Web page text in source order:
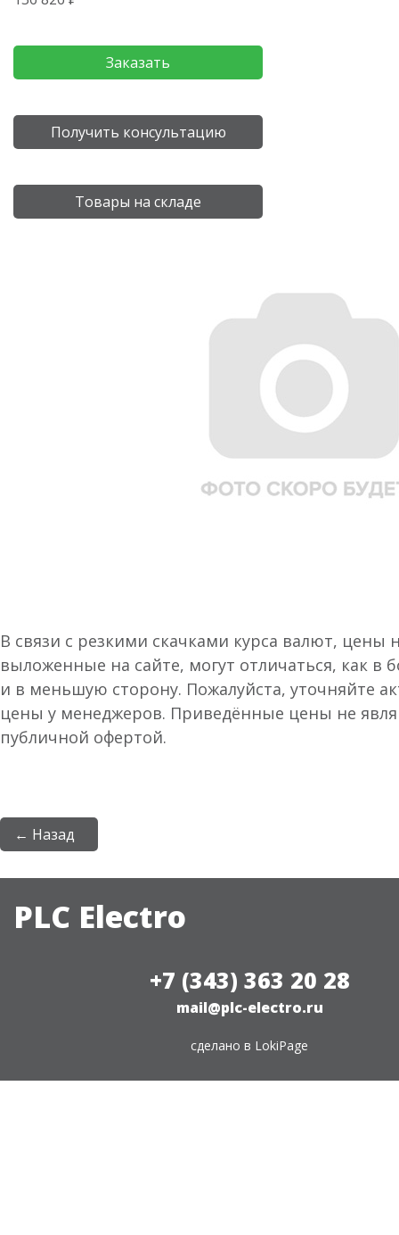
Заказать
Получить консультацию
Товары на складе
В связи с резкими скачками курса валют, цены
выложенные на сайте, могут отличаться, как в
и в меньшую сторону. Пожалуйста, уточняйте
цены у менеджеров. Приведённые цены не
публичной офертой.
← Назад
PLC Electro
+7 (343) 363 20 28
mail@plc-electro.ru
сделано в LokiPage